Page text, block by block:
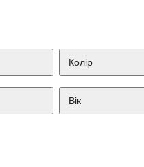
Колір
Вік